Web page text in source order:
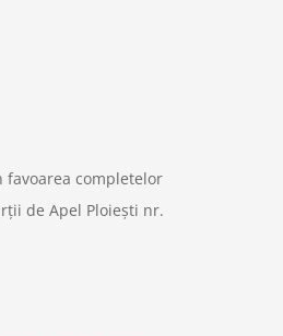
favoarea completelor
de Apel Ploieşti nr.